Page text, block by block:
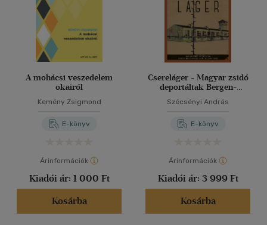
A mohácsi veszedelem
okairól
Kemény Zsigmond
E-könyv
Árinformációk
Kiadói ár: 1 000 Ft
Kosárba
Csereláger - Magyar zsidó
deportáltak Bergen-
(1944-1945)
Szécsényi András
E-könyv
Árinformációk
Kiadói ár: 3 999 Ft
Kosárba